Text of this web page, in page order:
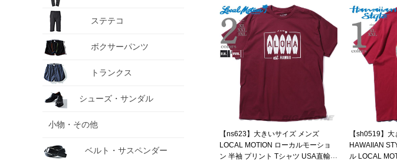
ステテコ
ボクサーパンツ
トランクス
シューズ・サンダル
小物・その他
ベルト・サスペンダー
【ns623】大きいサイズ メンズ
LOCAL MOTION ローカルモーショ
ン 半袖 プリント Tシャツ USA直輸入
【sh0519】
HAWAIIAN
ル LOCAL